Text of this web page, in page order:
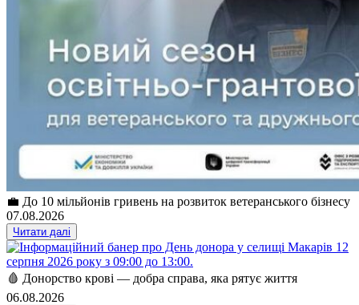
💼 До 10 мільйонів гривень на розвиток ветеранського бізнесу
07.08.2026
Читати далі
🩸 Донорство крові — добра справа, яка рятує життя
06.08.2026